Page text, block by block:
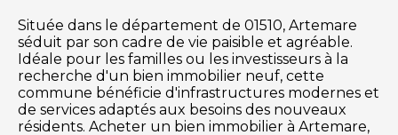
Située dans le département de 01510, Artemare
séduit par son cadre de vie paisible et agréable.
Idéale pour les familles ou les investisseurs à la
recherche d'un bien immobilier neuf, cette
commune bénéficie d'infrastructures modernes et
de services adaptés aux besoins des nouveaux
résidents. Acheter un bien immobilier à Artemare,